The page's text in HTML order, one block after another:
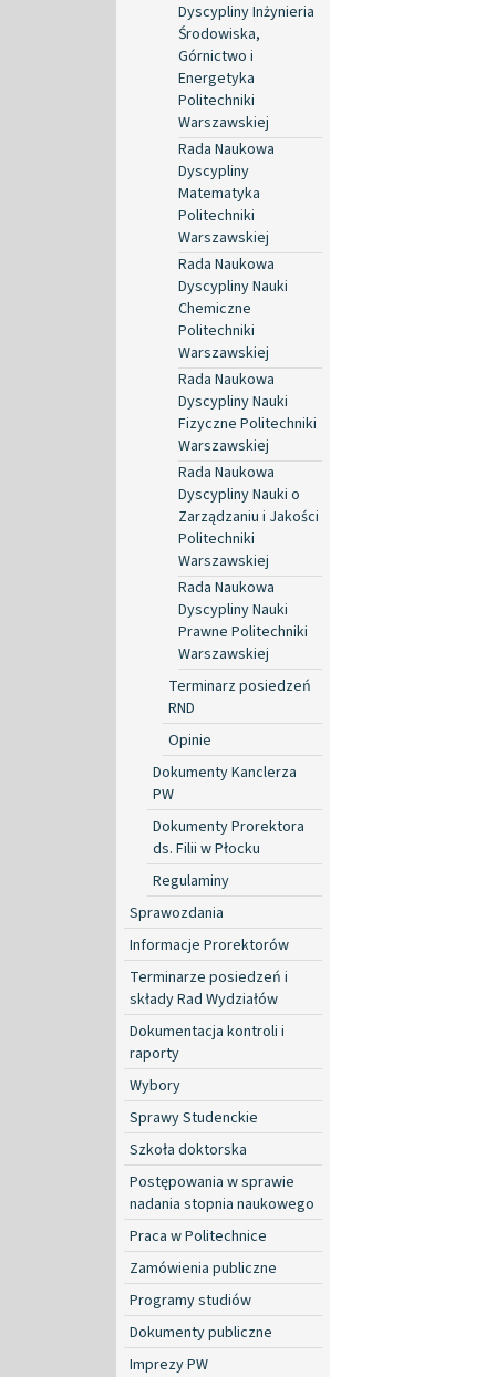
Dyscypliny Inżynieria
Środowiska,
Górnictwo i
Energetyka
Politechniki
Warszawskiej
Rada Naukowa
Dyscypliny
Matematyka
Politechniki
Warszawskiej
Rada Naukowa
Dyscypliny Nauki
Chemiczne
Politechniki
Warszawskiej
Rada Naukowa
Dyscypliny Nauki
Fizyczne Politechniki
Warszawskiej
Rada Naukowa
Dyscypliny Nauki o
Zarządzaniu i Jakości
Politechniki
Warszawskiej
Rada Naukowa
Dyscypliny Nauki
Prawne Politechniki
Warszawskiej
Terminarz posiedzeń
RND
Opinie
Dokumenty Kanclerza
PW
Dokumenty Prorektora
ds. Filii w Płocku
Regulaminy
Sprawozdania
Informacje Prorektorów
Terminarze posiedzeń i
składy Rad Wydziałów
Dokumentacja kontroli i
raporty
Wybory
Sprawy Studenckie
Szkoła doktorska
Postępowania w sprawie
nadania stopnia naukowego
Praca w Politechnice
Zamówienia publiczne
Programy studiów
Dokumenty publiczne
Imprezy PW